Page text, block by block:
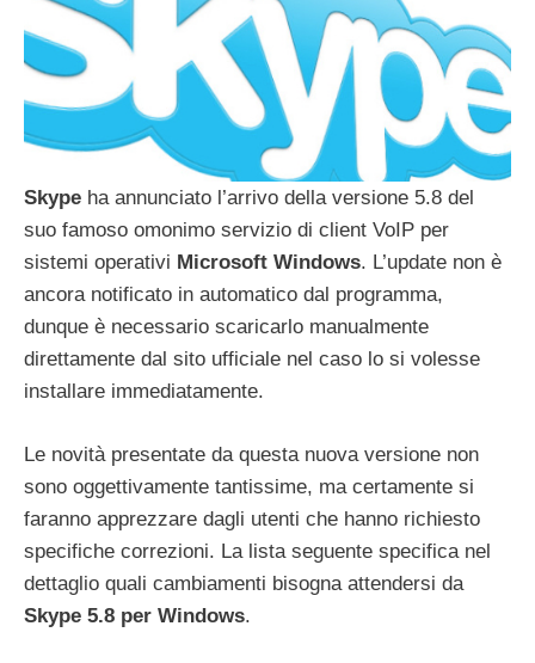
Skype ha annunciato l’arrivo della versione 5.8 del
suo famoso omonimo servizio di client VoIP per
sistemi operativi Microsoft Windows. L’update non è
ancora notificato in automatico dal programma,
dunque è necessario scaricarlo manualmente
direttamente dal sito ufficiale nel caso lo si volesse
installare immediatamente.
Le novità presentate da questa nuova versione non
sono oggettivamente tantissime, ma certamente si
faranno apprezzare dagli utenti che hanno richiesto
specifiche correzioni. La lista seguente specifica nel
dettaglio quali cambiamenti bisogna attendersi da
Skype 5.8 per Windows.